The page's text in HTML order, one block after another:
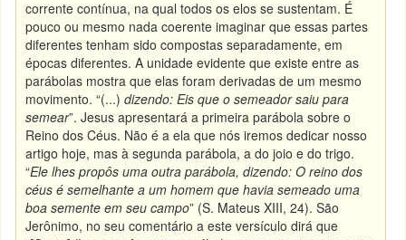
corrente contínua, na qual todos os elos se sustentam. É
pouco ou mesmo nada coerente imaginar que essas partes
diferentes tenham sido compostas separadamente, em
épocas diferentes. A unidade evidente que existe entre as
parábolas mostra que elas foram derivadas de um mesmo
movimento. “(...) dizendo: Eis que o semeador saiu para
semear”. Jesus apresentará a primeira parábola sobre o
Reino dos Céus. Não é a ela que nós iremos dedicar nosso
artigo hoje, mas à segunda parábola, a do joio e do trigo.
“Ele lhes propôs uma outra parábola, dizendo: O reino dos
céus é semelhante a um homem que havia semeado uma
boa semente em seu campo” (S. Mateus XIII, 24). São
Jerônimo, no seu comentário a este versículo dirá que